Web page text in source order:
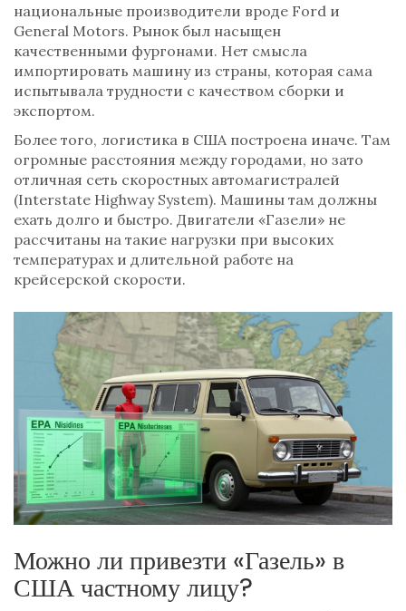
национальные производители вроде Ford и
General Motors. Рынок был насыщен
качественными фургонами. Нет смысла
импортировать машину из страны, которая сама
испытывала трудности с качеством сборки и
экспортом.
Более того, логистика в США построена иначе. Там
огромные расстояния между городами, но зато
отличная сеть скоростных автомагистралей
(Interstate Highway System). Машины там должны
ехать долго и быстро. Двигатели «Газели» не
рассчитаны на такие нагрузки при высоких
температурах и длительной работе на
крейсерской скорости.
Можно ли привезти «Газель» в
США частному лицу?